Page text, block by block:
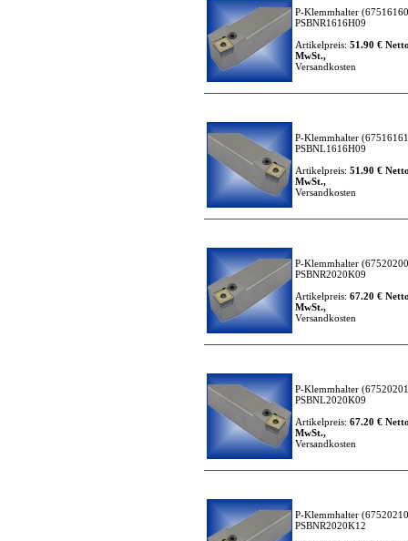
P-Klemmhalter
PSBNR1616H09
Artikelpreis: 51.90 €
MwSt.,
Versandkosten
P-Klemmhalter
PSBNL1616H09
Artikelpreis: 51.90 €
MwSt.,
Versandkosten
P-Klemmhalter
PSBNR2020K09
Artikelpreis: 67.20 €
MwSt.,
Versandkosten
P-Klemmhalter
PSBNL2020K09
Artikelpreis: 67.20 €
MwSt.,
Versandkosten
P-Klemmhalter
PSBNR2020K12